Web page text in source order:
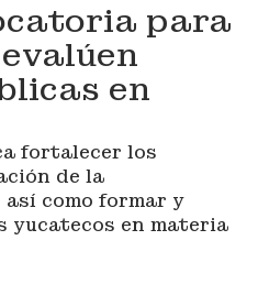
para
en
fortalecer los
de la
como formar y
yucatecos en materia